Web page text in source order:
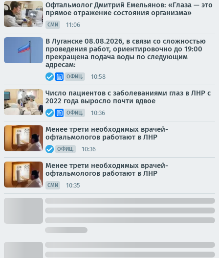
Офтальмолог Дмитрий Емельянов: «Глаза — это
прямое отражение состояния организма»
СМИ 11:06
В Луганске 08.08.2026, в связи со сложностью
проведения работ, ориентировочно до 19:00
прекращена подача воды по следующим
адресам:
ОФИЦ. 10:58
Число пациентов с заболеваниями глаз в ЛНР с
2022 года выросло почти вдвое
ОФИЦ. 10:36
Менее трети необходимых врачей-
офтальмологов работают в ЛНР
ОФИЦ. 10:36
Менее трети необходимых врачей-
офтальмологов работают в ЛНР
СМИ 10:35